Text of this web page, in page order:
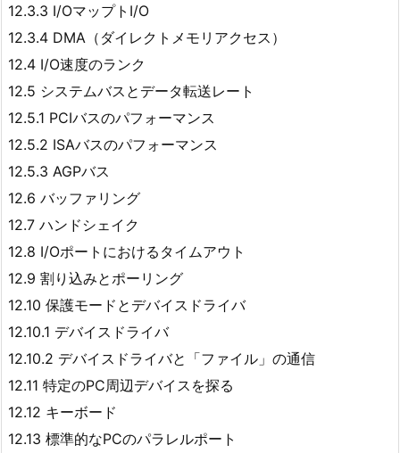
12.3.3 I/OマップトI/O
12.3.4 DMA（ダイレクトメモリアクセス）
12.4 I/O速度のランク
12.5 システムバスとデータ転送レート
12.5.1 PCIバスのパフォーマンス
12.5.2 ISAバスのパフォーマンス
12.5.3 AGPバス
12.6 バッファリング
12.7 ハンドシェイク
12.8 I/Oポートにおけるタイムアウト
12.9 割り込みとポーリング
12.10 保護モードとデバイスドライバ
12.10.1 デバイスドライバ
12.10.2 デバイスドライバと「ファイル」の通信
12.11 特定のPC周辺デバイスを探る
12.12 キーボード
12.13 標準的なPCのパラレルポート